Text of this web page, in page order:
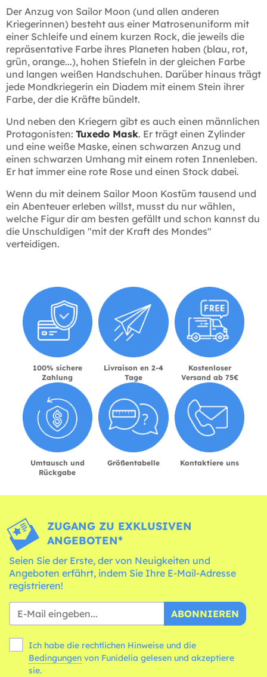
Der Anzug von Sailor Moon (und allen anderen
Kriegerinnen) besteht aus einer Matrosenuniform mit
einer Schleife und einem kurzen Rock, die jeweils die
repräsentative Farbe ihres Planeten haben (blau, rot,
grün, orange...), hohen Stiefeln in der gleichen Farbe
und langen weißen Handschuhen. Darüber hinaus trägt
jede Mondkriegerin ein Diadem mit einem Stein ihrer
Farbe, der die Kräfte bündelt.
Und neben den Kriegern gibt es auch einen männlichen
Protagonisten: Tuxedo Mask. Er trägt einen Zylinder
und eine weiße Maske, einen schwarzen Anzug und
einen schwarzen Umhang mit einem roten Innenleben.
Er hat immer eine rote Rose und einen Stock dabei.
Wenn du mit deinem Sailor Moon Kostüm tausend und
ein Abenteuer erleben willst, musst du nur wählen,
welche Figur dir am besten gefällt und schon kannst du
die Unschuldigen "mit der Kraft des Mondes"
verteidigen.
100% sichere
Zahlung
Livraison en 2-4
Tage
Kostenloser
Versand ab 75€
Umtausch und
Rückgabe
Größentabelle Kontaktiere uns
ZUGANG ZU EXKLUSIVEN
ANGEBOTEN*
Seien Sie der Erste, der von Neuigkeiten und
Angeboten erfährt, indem Sie Ihre E-Mail-Adresse
registrieren!
ABONNIEREN
Ich habe die rechtlichen Hinweise und die
Bedingungen
sie.